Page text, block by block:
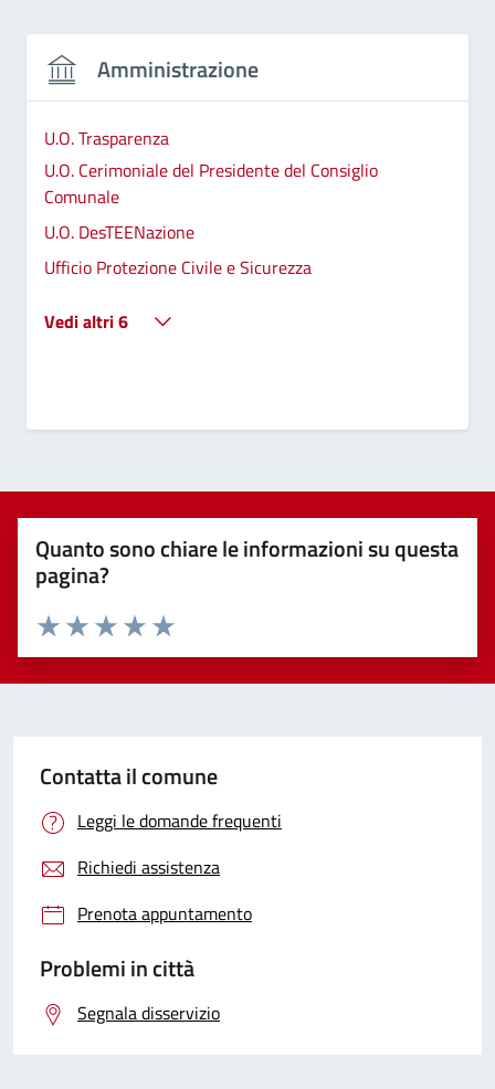
Amministrazione
U.O. Trasparenza
U.O. Cerimoniale del Presidente del Consiglio
Comunale
U.O. DesTEENazione
Ufficio Protezione Civile e Sicurezza
Vedi altri 6
Quanto sono chiare le informazioni su questa
pagina?
Valuta 5 stelle su 5
Valuta 4 stelle su 5
Valuta 3 stelle su 5
Valuta 2 stelle su 5
Valuta 1 stelle su 5
Contatta il comune
Leggi le domande frequenti
Richiedi assistenza
Prenota appuntamento
Problemi in città
Segnala disservizio